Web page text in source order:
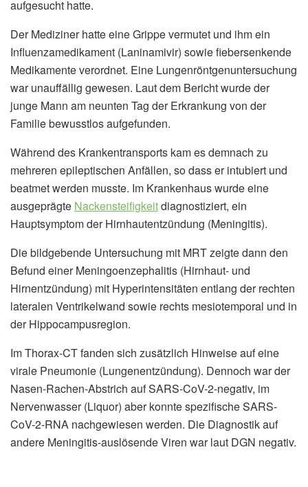
aufgesucht hatte.
Der Mediziner hatte eine Grippe vermutet und ihm ein
Influenzamedikament (Laninamivir) sowie fiebersenkende
Medikamente verordnet. Eine Lungenröntgenuntersuchung
war unauffällig gewesen. Laut dem Bericht wurde der
junge Mann am neunten Tag der Erkrankung von der
Familie bewusstlos aufgefunden.
Während des Krankentransports kam es demnach zu
mehreren epileptischen Anfällen, so dass er intubiert und
beatmet werden musste. Im Krankenhaus wurde eine
ausgeprägte Nackensteifigkeitdiagnostiziert, ein
Hauptsymptom der Hirnhautentzündung (Meningitis).
Die bildgebende Untersuchung mit MRT zeigte dann den
Befund einer Meningoenzephalitis (Hirnhaut- und
Hirnentzündung) mit Hyperintensitäten entlang der rechten
lateralen Ventrikelwand sowie rechts mesiotemporal und in
der Hippocampusregion.
Im Thorax-CT fanden sich zusätzlich Hinweise auf eine
virale Pneumonie (Lungenentzündung). Dennoch war der
Nasen-Rachen-Abstrich auf SARS-CoV-2-negativ, im
Nervenwasser (Liquor) aber konnte spezifische SARS-
CoV-2-RNA nachgewiesen werden. Die Diagnostik auf
andere Meningitis-auslösende Viren war laut DGN negativ.